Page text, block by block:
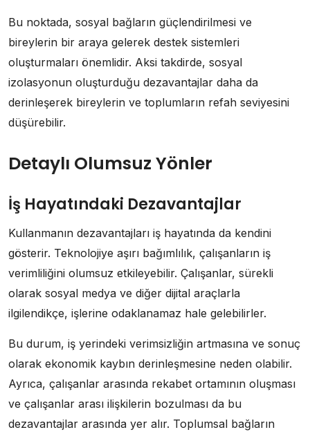
Bu noktada, sosyal bağların güçlendirilmesi ve
bireylerin bir araya gelerek destek sistemleri
oluşturmaları önemlidir. Aksi takdirde, sosyal
izolasyonun oluşturduğu dezavantajlar daha da
derinleşerek bireylerin ve toplumların refah seviyesini
düşürebilir.
Detaylı Olumsuz Yönler
İş Hayatındaki Dezavantajlar
Kullanmanın dezavantajları iş hayatında da kendini
gösterir. Teknolojiye aşırı bağımlılık, çalışanların iş
verimliliğini olumsuz etkileyebilir. Çalışanlar, sürekli
olarak sosyal medya ve diğer dijital araçlarla
ilgilendikçe, işlerine odaklanamaz hale gelebilirler.
Bu durum, iş yerindeki verimsizliğin artmasına ve sonuç
olarak ekonomik kaybın derinleşmesine neden olabilir.
Ayrıca, çalışanlar arasında rekabet ortamının oluşması
ve çalışanlar arası ilişkilerin bozulması da bu
dezavantajlar arasında yer alır. Toplumsal bağların